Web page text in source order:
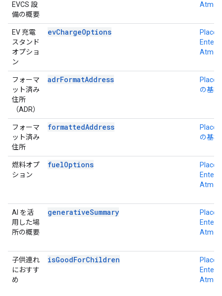
EVCS 設
備の概要
EV 充電
スタンド
オプショ
ン
evChargeOptions
Place
フォーマ
ット済み
住所
（ADR）
adrFormatAddress
Place
の基本
フォーマ
ット済み
住所
formattedAddress
Place
の基本
燃料オプ
ション
fuelOptions
Place
AI を活
用した場
所の概要
generativeSummary
Place
子供連れ
におすす
め
isGoodForChildren
Place